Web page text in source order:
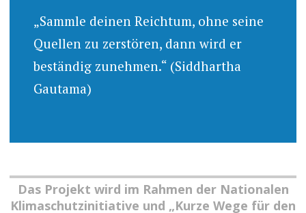
„Sammle deinen Reichtum, ohne seine
Quellen zu zerstören, dann wird er
beständig zunehmen.“ (Siddhartha
Gautama)
Das Projekt wird im Rahmen der Nationalen
Klimaschutzinitiative und „Kurze Wege für den